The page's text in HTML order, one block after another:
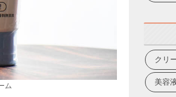
ム
クリ
美容